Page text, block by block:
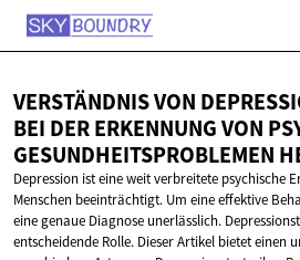
VERSTÄNDNIS VON
BEI DER ERKENNUNG VON
GESUNDHEITSPROBLEMEN
Depression ist eine weit verbreitete psychische
Menschen beeinträchtigt. Um eine effektive
eine genaue Diagnose unerlässlich.
entscheidende Rolle. Dieser Artikel bietet einen